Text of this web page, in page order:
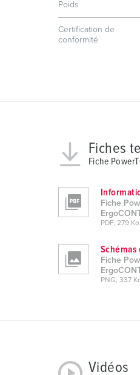
Poids
Certification de
conformité
Fiches
Fiche
Fiche
PDF, 279 Ko
Schémas
Fiche
PNG, 337
Vidéos